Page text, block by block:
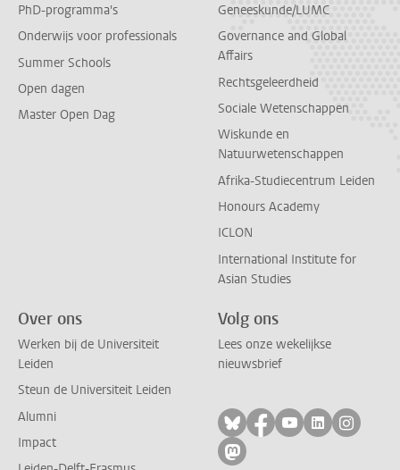
PhD-programma's
Onderwijs voor professionals
Summer Schools
Open dagen
Master Open Dag
Geneeskunde/LUMC
Governance and Global
Affairs
Rechtsgeleerdheid
Sociale Wetenschappen
Wiskunde en
Natuurwetenschappen
Afrika-Studiecentrum Leiden
Honours Academy
ICLON
International Institute for
Asian Studies
Over ons
Werken bij de Universiteit
Leiden
Steun de Universiteit Leiden
Alumni
Impact
Volg ons
Lees onze wekelijkse
nieuwsbrief
Volg ons op bluesky
Volg ons op
Volg ons op
Volg ons
Volg
Volg ons op mastodon